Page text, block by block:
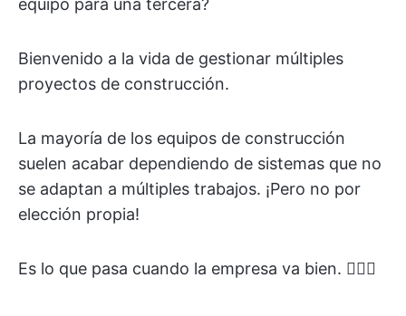
equipo para una tercera?
Bienvenido a la vida de gestionar múltiples
proyectos de construcción.
La mayoría de los equipos de construcción
suelen acabar dependiendo de sistemas que no
se adaptan a múltiples trabajos. ¡Pero no por
elección propia!
Es lo que pasa cuando la empresa va bien. 🤷🏽‍♀️